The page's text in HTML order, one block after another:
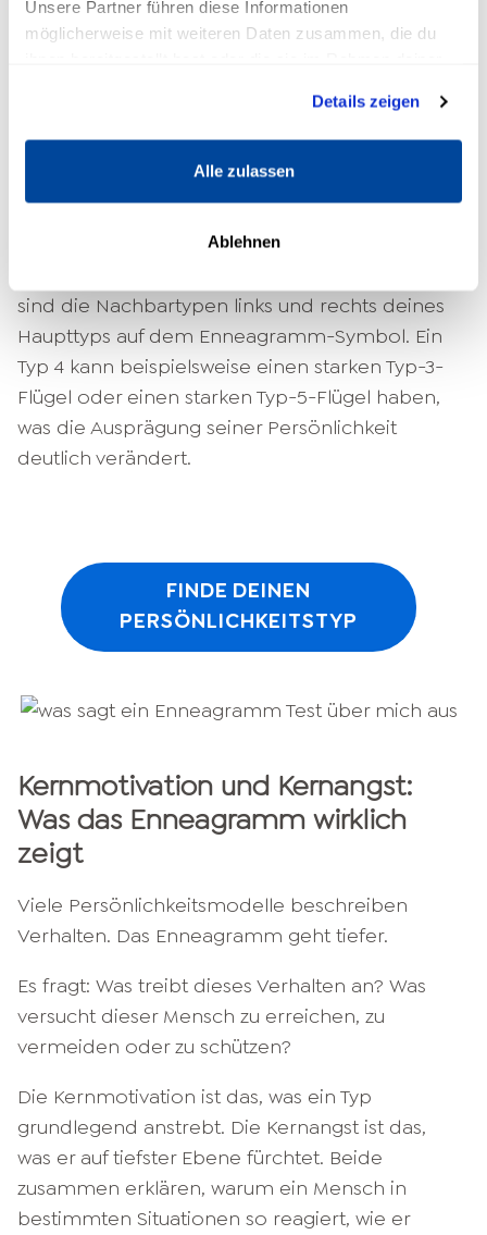
Unsere Partner führen diese Informationen
möglicherweise mit weiteren Daten zusammen, die du
Details zeigen
Alle zulassen
Ablehnen
wahrnehmen.
verstandesgeleitet. Ihr zentrales Thema ist
Sicherheit. Sie verarbeiten die Welt über
Analyse, Planung und Vorwegnahme.
Typen, trägt aber Anteile aller neun in sich.
sind die Nachbartypen links und rechts deines
Haupttyps auf dem Enneagramm-Symbol. Ein
Typ 4 kann beispielsweise einen starken Typ-3-
Flügel oder einen starken Typ-5-Flügel haben,
was die Ausprägung seiner Persönlichkeit
deutlich verändert.
FINDE DEINEN
PERSÖNLICHKEITSTYP
Kernmotivation und Kernangst:
Was das Enneagramm wirklich
zeigt
Viele Persönlichkeitsmodelle beschreiben
Verhalten. Das Enneagramm geht tiefer.
Es fragt: Was treibt dieses Verhalten an? Was
versucht dieser Mensch zu erreichen, zu
vermeiden oder zu schützen?
Die Kernmotivation ist das, was ein Typ
grundlegend anstrebt. Die Kernangst ist das,
was er auf tiefster Ebene fürchtet. Beide
zusammen erklären, warum ein Mensch in
bestimmten Situationen so reagiert, wie er